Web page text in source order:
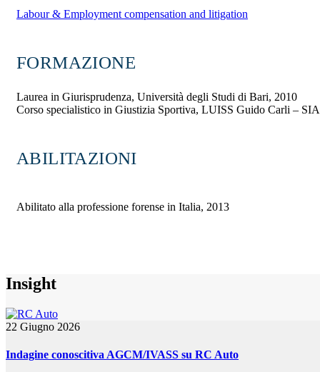
Labour & Employment compensation and litigation
Laurea in Giurisprudenza, Università degli Studi di Bari, 2010
Corso specialistico in Giustizia Sportiva, LUISS Guido Carli –
FORMAZIONE
ABILITAZIONI
Abilitato alla professione forense in Italia, 2013
Insight
22 Giugno 2026
Indagine conoscitiva AGCM/IVASS su RC Auto